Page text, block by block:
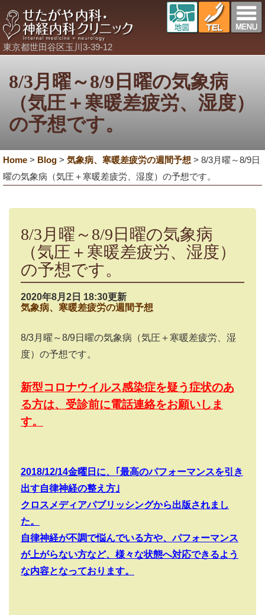
東京都世田谷区玉川3-39-12
8/3月曜～8/9日曜の気象病
（気圧＋寒暖差疲労、湿度）
の予想です。
Home > Blog > 気象病、寒暖差疲労の週間予想 > 8/3月曜～8/9日
曜の気象病（気圧＋寒暖差疲労、湿度）の予想です。
8/3月曜～8/9日曜の気象病
（気圧＋寒暖差疲労、湿度）
の予想です。
2020年8月2日 18:30更新
気象病、寒暖差疲労の週間予想
8/3月曜～8/9 日曜の気象病（気圧＋寒暖差疲労、湿
度）の予想です。
新型コロナウイルス感染症を疑う症状のあ
る方は、受診前に電話連絡をお願いしま
す。
2018/12/14金曜日に、｢最高のパフォーマンスを引き
出す自律神経の整え方｣
クロスメディアパブリッシングから出版されまし
た。
自律神経が不調で悩んでいる方や、パフォーマンス
が上がらない方など、様々な状態へ対応できるよう
な内容となっております。